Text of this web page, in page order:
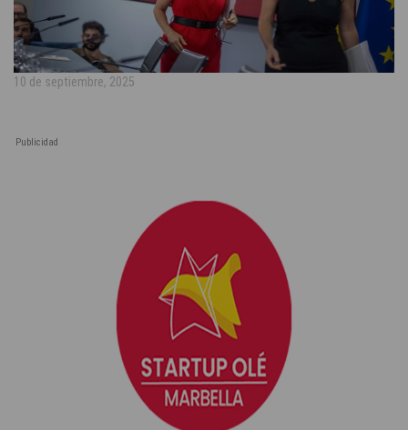
10 de septiembre, 2025
Publicidad